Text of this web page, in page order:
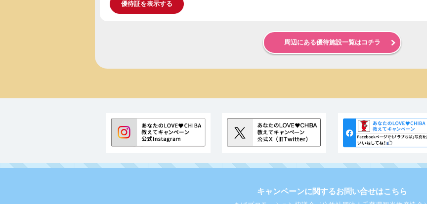
優待証を表示する
周辺にある優待施設一覧はコチラ
キャンペーンに関するお問い合せはこちら